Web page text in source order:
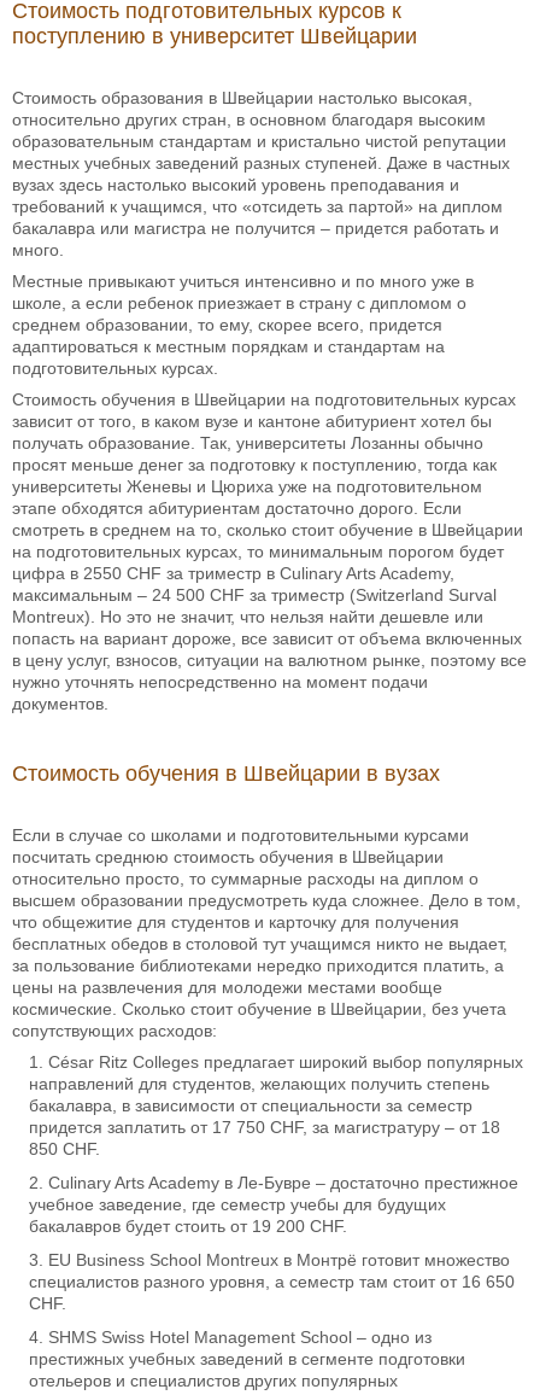
Стоимость подготовительных курсов к
поступлению в университет Швейцарии
Стоимость образования в Швейцарии настолько высокая,
относительно других стран, в основном благодаря высоким
образовательным стандартам и кристально чистой репутации
местных учебных заведений разных ступеней. Даже в частных
вузах здесь настолько высокий уровень преподавания и
требований к учащимся, что «отсидеть за партой» на диплом
бакалавра или магистра не получится – придется работать и
много.
Местные привыкают учиться интенсивно и по много уже в
школе, а если ребенок приезжает в страну с дипломом о
среднем образовании, то ему, скорее всего, придется
адаптироваться к местным порядкам и стандартам на
подготовительных курсах.
Стоимость обучения в Швейцарии на подготовительных курсах
зависит от того, в каком вузе и кантоне абитуриент хотел бы
получать образование. Так, университеты Лозанны обычно
просят меньше денег за подготовку к поступлению, тогда как
университеты Женевы и Цюриха уже на подготовительном
этапе обходятся абитуриентам достаточно дорого. Если
смотреть в среднем на то, сколько стоит обучение в Швейцарии
на подготовительных курсах, то минимальным порогом будет
цифра в 2550 CHF за триместр в Culinary Arts Academy,
максимальным – 24 500 CHF за триместр (Switzerland Surval
Montreux). Но это не значит, что нельзя найти дешевле или
попасть на вариант дороже, все зависит от объема включенных
в цену услуг, взносов, ситуации на валютном рынке, поэтому все
нужно уточнять непосредственно на момент подачи
документов.
Стоимость обучения в Швейцарии в вузах
Если в случае со школами и подготовительными курсами
посчитать среднюю стоимость обучения в Швейцарии
относительно просто, то суммарные расходы на диплом о
высшем образовании предусмотреть куда сложнее. Дело в том,
что общежитие для студентов и карточку для получения
бесплатных обедов в столовой тут учащимся никто не выдает,
за пользование библиотеками нередко приходится платить, а
цены на развлечения для молодежи местами вообще
космические. Сколько стоит обучение в Швейцарии, без учета
сопутствующих расходов:
César Ritz Colleges предлагает широкий выбор популярных
направлений для студентов, желающих получить степень
бакалавра, в зависимости от специальности за семестр
придется заплатить от 17 750 CHF, за магистратуру – от 18
850 CHF.
Culinary Arts Academy в Ле-Бувре – достаточно престижное
учебное заведение, где семестр учебы для будущих
бакалавров будет стоить от 19 200 CHF.
EU Business School Montreux в Монтрё готовит множество
специалистов разного уровня, а семестр там стоит от 16 650
CHF.
SHMS Swiss Hotel Management School – одно из
престижных учебных заведений в сегменте подготовки
отельеров и специалистов других популярных